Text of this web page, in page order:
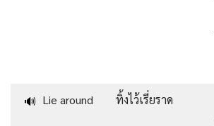
🔊 Lie around ทิ้งไว้เรี่ยราด